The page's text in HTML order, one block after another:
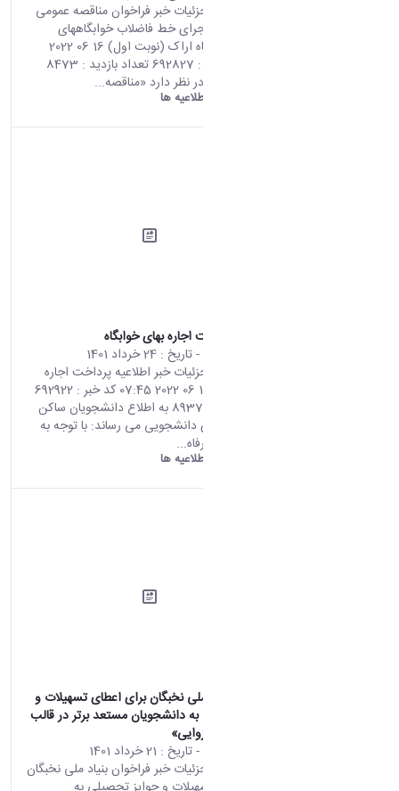
صفحه اصلی جزئیات خبر فراخوان مناقصه عمومی
یک مرحلهای اجرای خط فاضلاب خوابگاههای
پردیس دانشگاه اراک (نوبت اول) 16 06 2022
05:58 کد خبر : 692827 تعداد بازدید : 8473
دانشگاه اراک در نظر دارد «مناقصه...
اطلاعیه ها
اطلاعیه پرداخت اجاره بهای خوابگاه
- تاریخ : 24 خرداد 1401
صفحه اصلی جزئیات خبر اطلاعیه پرداخت اجاره
بهای خوابگاه 14 06 2022 07:45 کد خبر : 692922
تعداد بازدید : 8937 به اطلاع دانشجویان ساکن
در خوابگاه های دانشجویی می رساند: با توجه به
تاکید صندوق رفاه...
اطلاعیه ها
فراخوان بنیاد ملی نخبگان برای اعطای تسهیلات و
جوایز تحصیلی به دانشجویان مستعد برتر در قالب
«طرح شهید وزوایی»
- تاریخ : 21 خرداد 1401
صفحه اصلی جزئیات خبر فراخوان بنیاد ملی نخبگان